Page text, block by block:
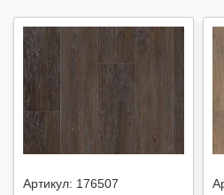
Артикул: 176507